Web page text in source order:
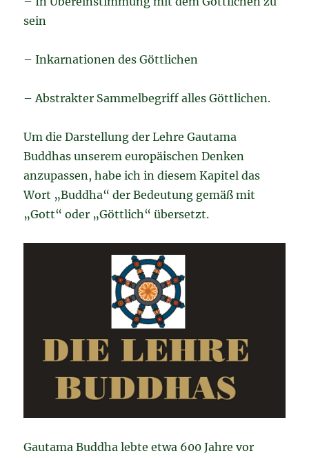
sein
– Inkarnationen des Göttlichen
– Abstrakter Sammelbegriff alles Göttlichen.
Um die Darstellung der Lehre Gautama
Buddhas unserem europäischen Denken
anzupassen, habe ich in diesem Kapitel das
Wort „Buddha“ der Bedeutung gemäß mit
„Gott“ oder „Göttlich“ übersetzt.
Gautama Buddha lebte etwa 600 Jahre vor